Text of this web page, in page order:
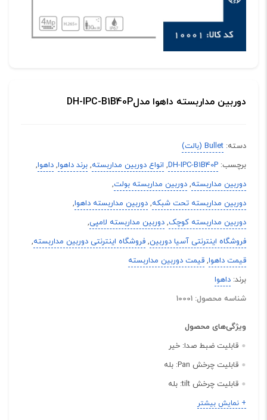
دوربین مداربسته داهوا مدلDH-IPC-B1B40P
دسته: Bullet (بالت)
برچسب: DH-IPC-B1B40P
, انواع دوربین مداربسته, برند داهوا, داهوا,
دوربین مداربسته, دوربین مداربسته بولت,
دوربین مداربسته تحت شبکه, دوربین مداربسته داهوا,
دوربین مداربسته کوچک, دوربین مداربسته لامپی,
فروشگاه اینترنتی آسیا دوربین, فروشگاه اینترنتی دوربین مداربسته,
قیمت داهوا, قیمت دوربین مداربسته
برند: داهوا
شناسه محصول: 10001
ویژگی‌های محصول
قابلیت ضبط صدا: خیر
قابلیت چرخش Pan:
بله
قابلیت چرخش tilt:
بله
مشخصات ظاهری:
+ نمایش بیشتر